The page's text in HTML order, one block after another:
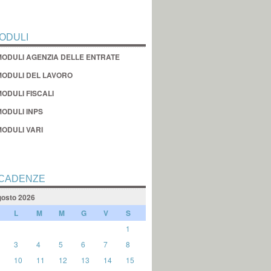
AGENZIA DELLE ENTRATE
DEL LAVORO
FISCALI
INPS
VARI
2026
L M M G V S
1
3 4 5 6 7
8
10 11 12 13 14
15